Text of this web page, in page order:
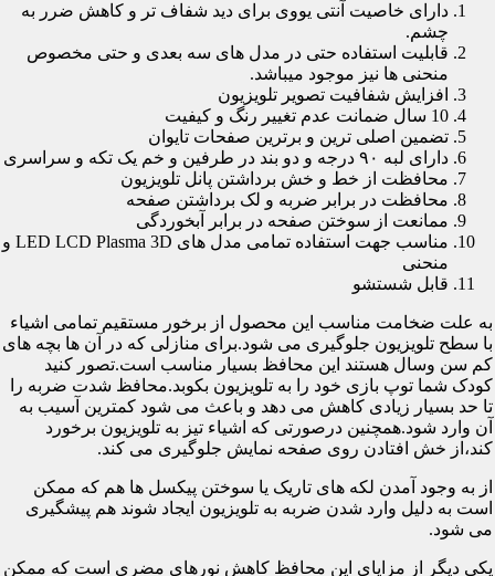
دارای خاصیت آنتی یووی برای دید شفاف تر و کاهش ضرر به
چشم.
قابلیت استفاده حتی در مدل های سه بعدی و حتی مخصوص
منحنی ها نیز موجود میباشد.
افزایش شفافیت تصویر تلویزیون
10 سال ضمانت عدم تغییر رنگ و کیفیت
تضمین اصلی ترین و برترین صفحات تایوان
دارای لبه ۹۰ درجه و دو بند در طرفین و خم یک تکه و سراسری
محافظت از خط و خش برداشتن پانل تلویزیون
محافظت در برابر ضربه و لک برداشتن صفحه
ممانعت از سوختن صفحه در برابر آبخوردگی
مناسب جهت استفاده تمامی مدل های LED LCD Plasma 3D و
منحنی
قابل شستشو
به علت ضخامت مناسب این محصول از برخور مستقیم تمامی اشیاء
با سطح تلویزیون جلوگیری می شود.برای منازلی که در آن ها بچه های
کم سن وسال هستند این محافظ بسیار مناسب است.تصور کنید
کودک شما توپ بازی خود را به تلویزیون بکوبد.محافظ شدت ضربه را
تا حد بسیار زیادی کاهش می دهد و باعث می شود کمترین آسیب به
آن وارد شود.همچنین درصورتی که اشیاء تیز به تلویزیون برخورد
کند،از خش افتادن روی صفحه نمایش جلوگیری می کند.
از به وجود آمدن لکه های تاریک یا سوختن پیکسل ها هم که ممکن
است به دلیل وارد شدن ضربه به تلویزیون ایجاد شوند هم پیشگیری
می شود.
یکی دیگر از مزایای این محافظ کاهش نورهای مضری است که ممکن